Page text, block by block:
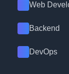
Web
Backend
DevOps